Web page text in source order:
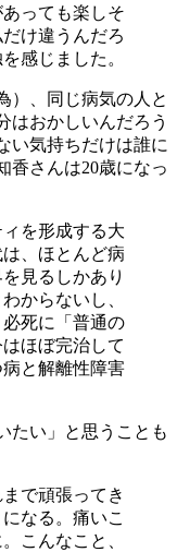
っても楽しそ
け違うんだろ
感じました。
）、同じ病気の人と
はおかしいんだろう
い気持ちだけは誰に
香さんは20歳になっ
を形成する大
、ほとんど病
見るしかあり
からないし、
死に「普通の
ほぼ完治して
と解離性障害
たい」と思うことも
で頑張ってき
なる。痛いこ
こんなこと、